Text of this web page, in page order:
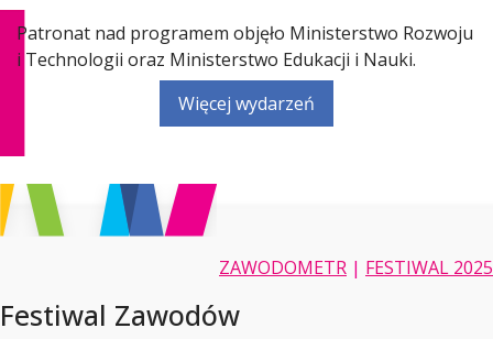
Patronat nad programem objęło Ministerstwo Rozwoju
i Technologii oraz Ministerstwo Edukacji i Nauki.
Więcej wydarzeń
ZAWODOMETR | FESTIWAL 2025
Festiwal Zawodów